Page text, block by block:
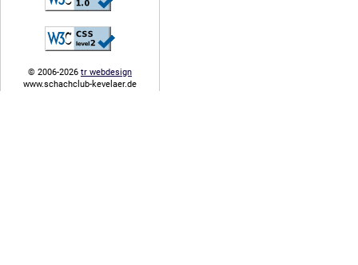
© 2006-2026 tr webdesign
www.schachclub-kevelaer.de